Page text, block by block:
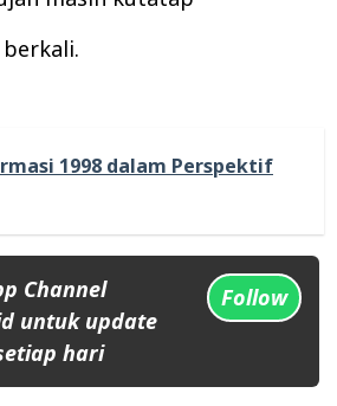
1998 dalam Perspektif
Channel
untuk update
hari
Follow